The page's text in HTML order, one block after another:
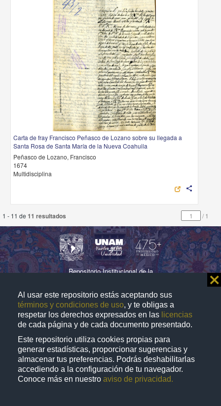
Al usar este repositorio estás aceptando sus
términos y condiciones de uso, y te obligas a
respetar los derechos expresados en las licencias
de cada página y de cada documento presentado.
Este repositorio utiliza cookies propias para
generar estadísticas, proporcionar sugerencias y
almacenar tus preferencias. Podrás deshabilitarlas
accediendo a la configuración de tu navegador.
Conoce más en nuestro aviso de privacidad.
⨯
Carta de fray Francisco Peñasco de Lozano sobre su llegada a
Santa Rosa de Santa María de la Nueva Coahuila
Peñasco de Lozano, Francisco
1674
Multidisciplina
share
1 - 11 de 11 resultados /1
Repositorio Institucional de la
Directorio Contacto Normatividad
D.R. © 2019. Universidad Nacional Autónoma de
México. Ciudad Universitaria, Coyoacán, C. P. 04510,
Ciudad de México, México. Este sitiowebpuede ser
utilizado con fines no lucrativos siempre que se cite la